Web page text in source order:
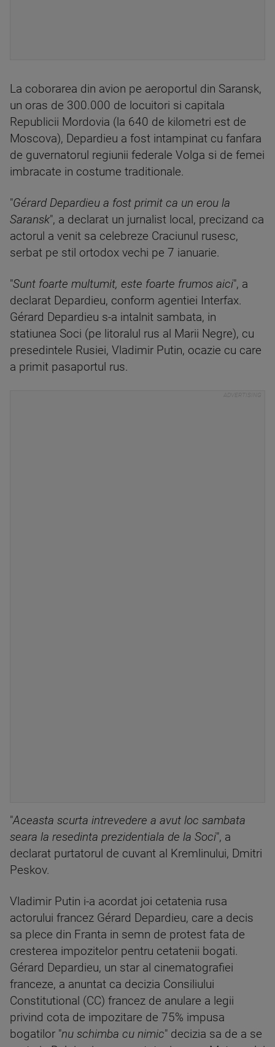
La coborarea din avion pe aeroportul din Saransk,
un oras de 300.000 de locuitori si capitala
Republicii Mordovia (la 640 de kilometri est de
Moscova), Depardieu a fost intampinat cu fanfara
de guvernatorul regiunii federale Volga si de femei
imbracate in costume traditionale.
"Gérard Depardieu a fost primit ca un erou la
Saransk", a declarat un jurnalist local, precizand ca
actorul a venit sa celebreze Craciunul rusesc,
serbat pe stil ortodox vechi pe 7 ianuarie.
"Sunt foarte multumit, este foarte frumos aici", a
declarat Depardieu, conform agentiei Interfax.
Gérard Depardieu s-a intalnit sambata, in
statiunea Soci (pe litoralul rus al Marii Negre), cu
presedintele Rusiei, Vladimir Putin, ocazie cu care
a primit pasaportul rus.
"Aceasta scurta intrevedere a avut loc sambata
seara la resedinta prezidentiala de la Soci", a
declarat purtatorul de cuvant al Kremlinului, Dmitri
Peskov.
Vladimir Putin i-a acordat joi cetatenia rusa
actorului francez Gérard Depardieu, care a decis
sa plece din Franta in semn de protest fata de
cresterea impozitelor pentru cetatenii bogati.
Gérard Depardieu, un star al cinematografiei
franceze, a anuntat ca decizia Consiliului
Constitutional (CC) francez de anulare a legii
privind cota de impozitare de 75% impusa
bogatilor "nu schimba cu nimic" decizia sa de a se